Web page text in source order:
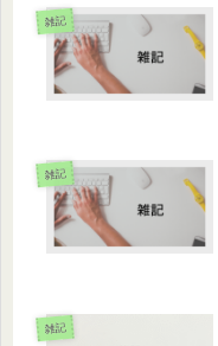
雑記
雑記
雑記